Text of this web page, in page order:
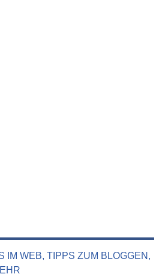
IM WEB, TIPPS ZUM BLOGGEN,